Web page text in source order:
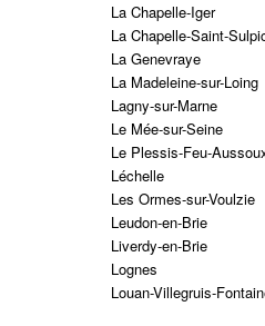
La Chapelle-Iger
La Chapelle-Saint-
La Genevraye
La Madeleine-sur-Loing
Lagny-sur-Marne
Le Mée-sur-Seine
Le Plessis-Feu-
Léchelle
Les Ormes-sur-Voulzie
Leudon-en-Brie
Liverdy-en-Brie
Lognes
Louan-Villegruis-